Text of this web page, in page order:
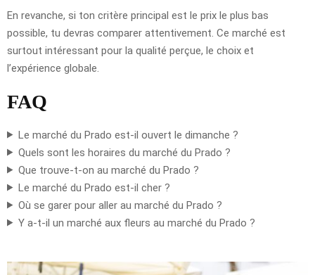
En revanche, si ton critère principal est le prix le plus bas
possible, tu devras comparer attentivement. Ce marché est
surtout intéressant pour la qualité perçue, le choix et
l’expérience globale.
FAQ
Le marché du Prado est-il ouvert le dimanche ?
Quels sont les horaires du marché du Prado ?
Que trouve-t-on au marché du Prado ?
Le marché du Prado est-il cher ?
Où se garer pour aller au marché du Prado ?
Y a-t-il un marché aux fleurs au marché du Prado ?